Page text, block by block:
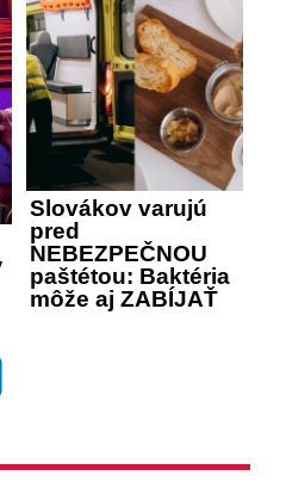
Slovákov varujú
pred
NEBEZPEČNOU
paštétou: Baktéria
môže aj ZABÍJAŤ